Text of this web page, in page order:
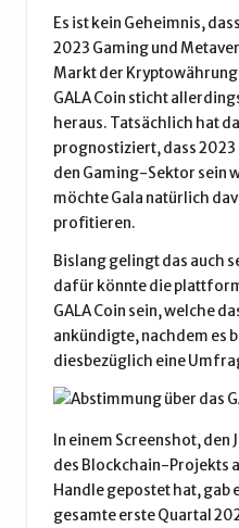
Es ist kein Geheimnis,
2023 Gaming und
Markt der
GALA Coin sticht
heraus. Tatsächlich hat
prognostiziert, dass
den Gaming-Sektor sein
möchte Gala natürlich
profitieren.
Bislang gelingt das auch
dafür könnte die
GALA Coin sein, welche
ankündigte, nachdem es
diesbezüglich eine
In einem Screenshot, den
des Blockchain-Projekts
Handlegepostet hat, gab
gesamte erste Quartal